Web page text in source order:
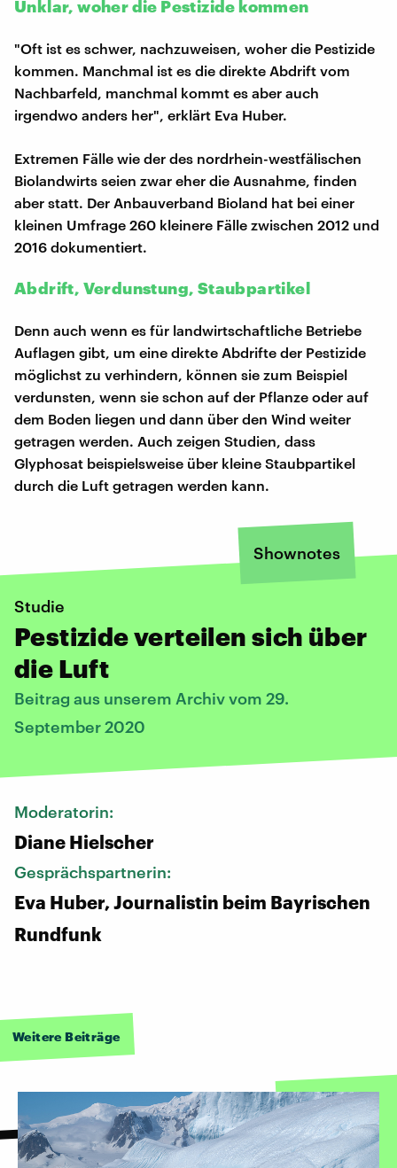
Unklar, woher die Pestizide kommen
"Oft ist es schwer, nachzuweisen, woher die Pestizide
kommen. Manchmal ist es die direkte Abdrift vom
Nachbarfeld, manchmal kommt es aber auch
irgendwo anders her", erklärt Eva Huber.
Extremen Fälle wie der des nordrhein-westfälischen
Biolandwirts seien zwar eher die Ausnahme, finden
aber statt. Der Anbauverband Bioland hat bei einer
kleinen Umfrage 260 kleinere Fälle zwischen 2012 und
2016 dokumentiert.
Abdrift, Verdunstung, Staubpartikel
Denn auch wenn es für landwirtschaftliche Betriebe
Auflagen gibt, um eine direkte Abdrifte der Pestizide
möglichst zu verhindern, können sie zum Beispiel
verdunsten, wenn sie schon auf der Pflanze oder auf
dem Boden liegen und dann über den Wind weiter
getragen werden. Auch zeigen Studien, dass
Glyphosat beispielsweise über kleine Staubpartikel
durch die Luft getragen werden kann.
Shownotes
Studie
Pestizide verteilen sich über
die Luft
Beitrag aus unserem Archiv vom 29.
September 2020
Moderatorin:
Diane Hielscher
Gesprächspartnerin:
Eva Huber, Journalistin beim Bayrischen
Rundfunk
Weitere Beiträge